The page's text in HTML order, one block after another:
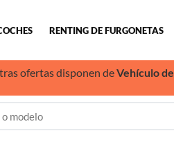
RENTING DE FURGONETAS
ofertas disponen deVehículo